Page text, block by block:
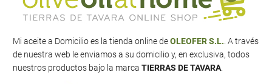
Mi aceite a Domicilio es la tienda online deOLEOFER S.L. . A través
de nuestra web le enviamos a su domicilio y, en exclusiva, todos
nuestros productos bajo la marca TIERRAS DE TAVARA